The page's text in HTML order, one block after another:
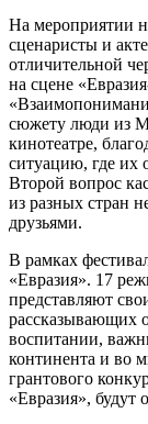
На мероприятии
сценаристы и
отличительной
на сцене
сюжету люди из
кинотеатре,
ситуацию, где их
Второй вопрос
из разных стран
друзьями.
В рамках
«Евразия». 17
представляют
рассказывающих
воспитании,
континента и во
грантового
«Евразия», будут